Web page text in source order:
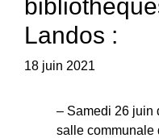
Landos :
18 juin 2021
– Samedi 26 juin
salle communale